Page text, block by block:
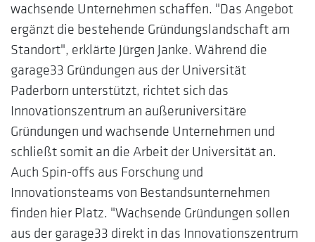
wachsende Unternehmen schaffen. "Das Angebot
ergänzt die bestehende Gründungslandschaft am
Standort", erklärte Jürgen Janke. Während die
garage33 Gründungen aus der Universität
Paderborn unterstützt, richtet sich das
Innovationszentrum an außeruniversitäre
Gründungen und wachsende Unternehmen und
schließt somit an die Arbeit der Universität an.
Auch Spin-offs aus Forschung und
Innovationsteams von Bestandsunternehmen
finden hier Platz. "Wachsende Gründungen sollen
aus der garage33 direkt in das Innovationszentrum